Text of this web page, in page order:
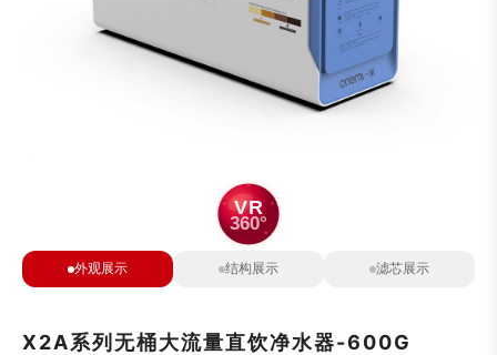
Bahasa Melayu Filipino
ລາວ ភាសាខ្មែរ
Türkmen
VR
360°
外观展示 结构展示 滤芯展示
X2A系列无桶大流量直饮净水器-600G